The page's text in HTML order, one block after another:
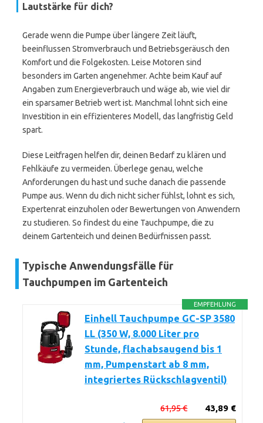
Lautstärke für dich?
Gerade wenn die Pumpe über längere Zeit läuft,
beeinflussen Stromverbrauch und Betriebsgeräusch den
Komfort und die Folgekosten. Leise Motoren sind
besonders im Garten angenehmer. Achte beim Kauf auf
Angaben zum Energieverbrauch und wäge ab, wie viel dir
ein sparsamer Betrieb wert ist. Manchmal lohnt sich eine
Investition in ein effizienteres Modell, das langfristig Geld
spart.
Diese Leitfragen helfen dir, deinen Bedarf zu klären und
Fehlkäufe zu vermeiden. Überlege genau, welche
Anforderungen du hast und suche danach die passende
Pumpe aus. Wenn du dich nicht sicher fühlst, lohnt es sich,
Expertenrat einzuholen oder Bewertungen von Anwendern
zu studieren. So findest du eine Tauchpumpe, die zu
deinem Gartenteich und deinen Bedürfnissen passt.
Typische Anwendungsfälle für
Tauchpumpen im Gartenteich
EMPFEHLUNG
Einhell Tauchpumpe GC-SP 3580
LL (350 W, 8.000 Liter pro
Stunde, flachabsaugend bis 1
mm, Pumpenstart ab 8 mm,
integriertes Rückschlagventil)
43,89 €
61,95 €